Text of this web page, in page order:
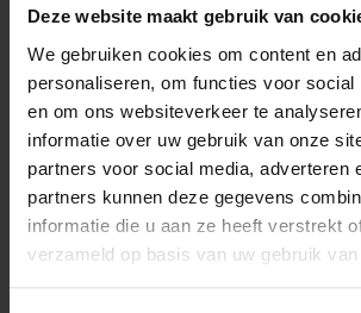
Deze website maakt gebruik van
We gebruiken cookies om content en
personaliseren, om functies voor social
en om ons websiteverkeer te
informatie over uw gebruik van onze
partners voor social media, adverteren
partners kunnen deze gegevens
informatie die u aan ze heeft verstrekt
verzameld op basis van uw gebruik
Contact informatie
VE-Systems
Branches
Solutions
RVS Werkplekinrichting
Productlijnen
Medische afvalverpakkingen
Infectiepreventie en hygiëne
Assortiment
Hammerlit
Septodry
Metro
Zarges
Contact
Ons team
Klantcases
Vacatures